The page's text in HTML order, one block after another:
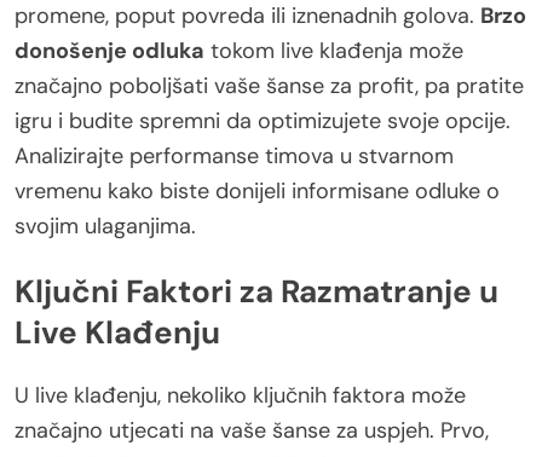
promene, poput povreda ili iznenadnih golova. Brzo
donošenje odluka tokom live klađenja može
značajno poboljšati vaše šanse za profit, pa pratite
igru i budite spremni da optimizujete svoje opcije.
Analizirajte performanse timova u stvarnom
vremenu kako biste donijeli informisane odluke o
svojim ulaganjima.
Ključni Faktori za Razmatranje u
Live Klađenju
U live klađenju, nekoliko ključnih faktora može
značajno utjecati na vaše šanse za uspjeh. Prvo,